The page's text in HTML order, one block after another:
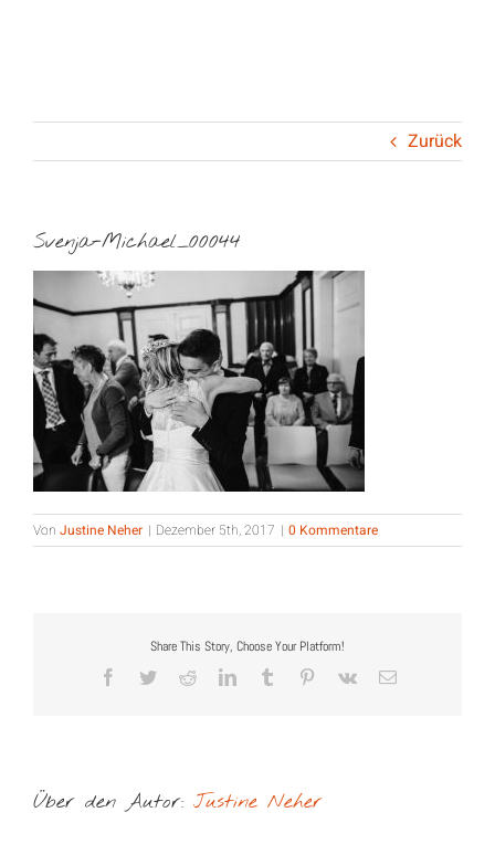
Zurück
Svenja-Michael_00044
Von Justine Neher | Dezember 5th, 2017 | 0 Kommentare
Share This Story, Choose Your Platform!
Facebook
TwitterRedditLinkedInTumblr Pinterest
Vk
E-
Über den Autor: Justine Neher